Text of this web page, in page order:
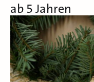
ab 5 Jahren